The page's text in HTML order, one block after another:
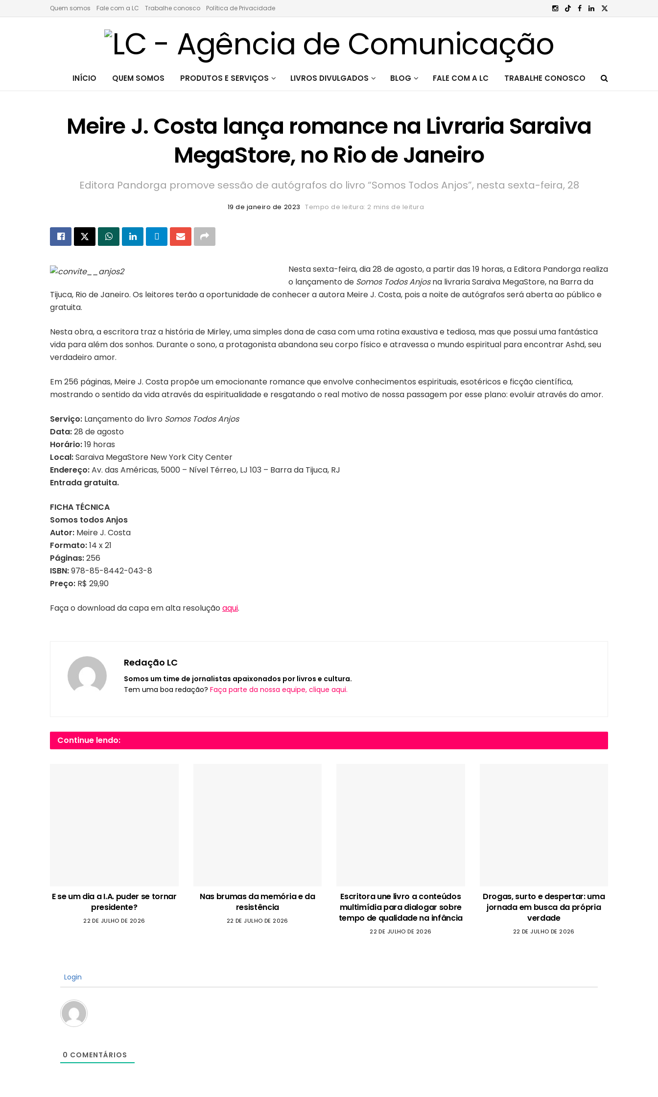
Quem somos Fale com a LC Trabalhe conosco Política de Privacidade
INÍCIO QUEM SOMOS PRODUTOS E SERVIÇOS LIVROS DIVULGADOS BLOG FALE COM A LC TRABALHE CONOSCO
Meire J. Costa lança romance na Livraria Saraiva
MegaStore, no Rio de Janeiro
Editora Pandorga promove sessão de autógrafos do livro “Somos Todos Anjos”, nesta sexta-feira, 28
19 de janeiro de 2023 Tempo de leitura: 2 mins de leitura
Nesta sexta-feira, dia 28 de agosto, a partir das 19 horas, a Editora Pandorga realiza
o lançamento de Somos Todos Anjosna livraria Saraiva MegaStore, na Barra da
Tijuca, Rio de Janeiro. Os leitores terão a oportunidade de conhecer a autora Meire J. Costa, pois a noite de autógrafos será aberta ao público e
gratuita.
Nesta obra, a escritora traz a história de Mirley, uma simples dona de casa com uma rotina exaustiva e tediosa, mas que possui uma fantástica
vida para além dos sonhos. Durante o sono, a protagonista abandona seu corpo físico e atravessa o mundo espiritual para encontrar Ashd, seu
verdadeiro amor.
Em 256 páginas, Meire J. Costa propõe um emocionante romance que envolve conhecimentos espirituais, esotéricos e ficção científica,
mostrando o sentido da vida através da espiritualidade e resgatando o real motivo de nossa passagem por esse plano: evoluir através do amor.
Serviço: Lançamento do livro Somos Todos Anjos
Data:28 de agosto
Horário:19 horas
Local:Saraiva MegaStore New York City Center
Endereço:Av. das Américas, 5000 – Nível Térreo, LJ 103 – Barra da Tijuca, RJ
Entrada gratuita.
FICHA TÉCNICA
Somos todos Anjos
Autor: Meire J. Costa
Formato:14 x 21
Páginas:256
ISBN:978-85-8442-043-8
Preço: R$ 29,90
Faça o download da capa em alta resolução aqui.
Redação LC
Somos um time de jornalistas apaixonados por livros e cultura.
Tem uma boa redação? Faça parte da nossa equipe, clique aqui.
Continue lendo:
E se um dia a I.A. puder se tornar
presidente?
22 DE JULHO DE 2026
Nas brumas da memória e da
resistência
22 DE JULHO DE 2026
Escritora une livro a conteúdos
multimídia para dialogar sobre
tempo de qualidade na infância
22 DE JULHO DE 2026
Drogas, surto e despertar: uma
jornada em busca da própria
verdade
22 DE JULHO DE 2026
Login
0 COMENTÁRIOS